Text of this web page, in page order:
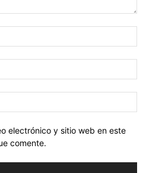
electrónico y sitio web en este
comente.